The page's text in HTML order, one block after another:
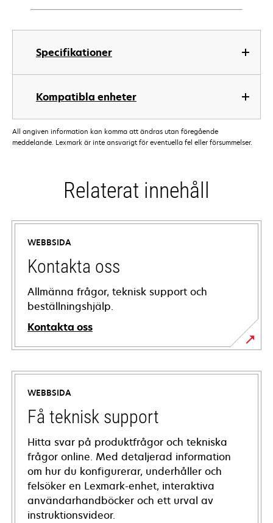
Specifikationer
Kompatibla enheter
All angiven information kan komma att ändras utan föregående
meddelande. Lexmark är inte ansvarigt för eventuella fel eller försummelser.
Relaterat innehåll
WEBBSIDA
Kontakta oss
Allmänna frågor, teknisk support och
beställningshjälp.
Kontakta oss
WEBBSIDA
Få teknisk support
Hitta svar på produktfrågor och tekniska
frågor online. Med detaljerad information
om hur du konfigurerar, underhåller och
felsöker en Lexmark-enhet, interaktiva
användarhandböcker och ett urval av
instruktionsvideor.